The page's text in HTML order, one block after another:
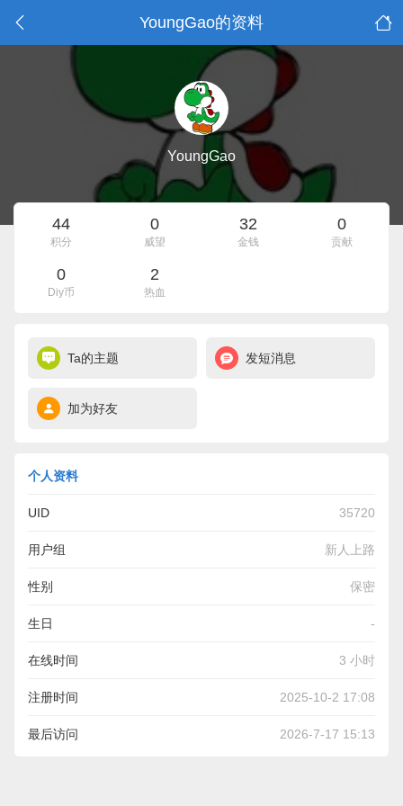
YoungGao的资料
YoungGao
44
积分
0
威望
32
金钱
0
贡献
0
Diy币
2
热血
Ta的主题 发短消息
加为好友
个人资料
UID 35720
用户组 新人上路
性别 保密
生日 -
在线时间 3 小时
注册时间 2025-10-2 17:08
最后访问 2026-7-17 15:13